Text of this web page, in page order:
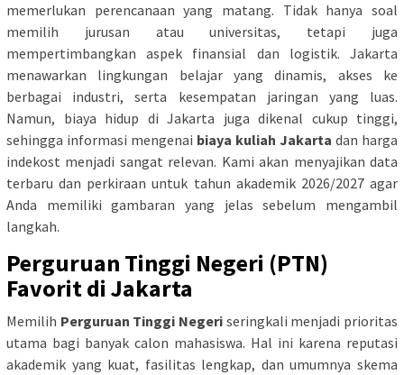
memerlukan perencanaan yang matang. Tidak hanya soal
memilih jurusan atau universitas, tetapi juga
mempertimbangkan aspek finansial dan logistik. Jakarta
menawarkan lingkungan belajar yang dinamis, akses ke
berbagai industri, serta kesempatan jaringan yang luas.
Namun, biaya hidup di Jakarta juga dikenal cukup tinggi,
sehingga informasi mengenai biaya kuliah Jakarta dan harga
indekost menjadi sangat relevan. Kami akan menyajikan data
terbaru dan perkiraan untuk tahun akademik 2026/2027 agar
Anda memiliki gambaran yang jelas sebelum mengambil
langkah.
Perguruan Tinggi Negeri (PTN)
Favorit di Jakarta
Memilih Perguruan Tinggi Negeri seringkali menjadi prioritas
utama bagi banyak calon mahasiswa. Hal ini karena reputasi
akademik yang kuat, fasilitas lengkap, dan umumnya skema